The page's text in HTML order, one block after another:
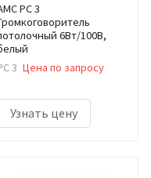
PC 3
6Вт/100В,
3 Цена по запросу
Узнать цену